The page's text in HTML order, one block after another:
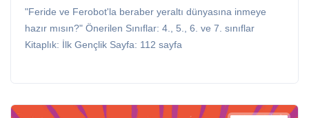
"Feride ve Ferobot'la beraber yeraltı dünyasına inmeye
hazır mısın?" Önerilen Sınıflar: 4., 5., 6. ve 7. sınıflar
Kitaplık: İlk Gençlik Sayfa: 112 sayfa